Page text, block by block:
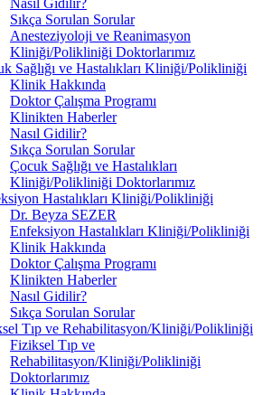
Sıkça Sorulan Sorular
Anesteziyoloji ve Reanimasyon
Kliniği/Polikliniği Doktorlarımız
Sağlığı ve Hastalıkları Kliniği/Polikliniği
Klinik Hakkında
Doktor Çalışma Programı
Klinikten Haberler
Nasıl Gidilir?
Sıkça Sorulan Sorular
Çocuk Sağlığı ve Hastalıkları
Kliniği/Polikliniği Doktorlarımız
Hastalıkları Kliniği/Polikliniği
Dr. Beyza SEZER
Enfeksiyon Hastalıkları Kliniği/Polikliniği
Klinik Hakkında
Doktor Çalışma Programı
Klinikten Haberler
Nasıl Gidilir?
Sıkça Sorulan Sorular
Tıp ve Rehabilitasyon/Kliniği/Polikliniği
Fiziksel Tıp ve
Rehabilitasyon/Kliniği/Polikliniği
Doktorlarımız